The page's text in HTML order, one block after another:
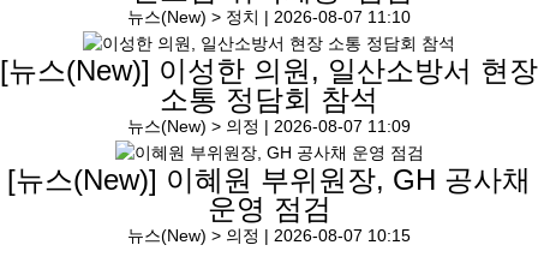
뉴스(New) > 정치 | 2026-08-07 11:10
[뉴스(New)] 이성한 의원, 일산소방서 현장
소통 정담회 참석
뉴스(New) > 의정 | 2026-08-07 11:09
[뉴스(New)] 이혜원 부위원장, GH 공사채
운영 점검
뉴스(New) > 의정 | 2026-08-07 10:15